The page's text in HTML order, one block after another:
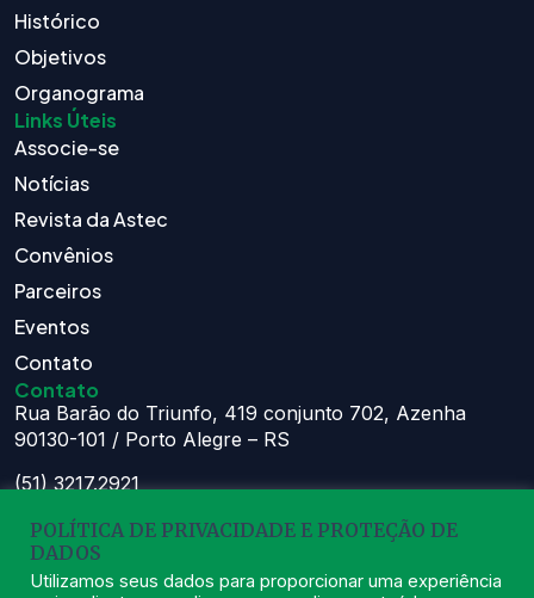
Histórico
Objetivos
Organograma
Links Úteis
Associe-se
Notícias
Revista da Astec
Convênios
Parceiros
Eventos
Contato
Contato
Rua Barão do Triunfo, 419 conjunto 702, Azenha
90130-101 / Porto Alegre – RS
(51) 3217.2921
Atendimento:
Seg à Sex das 8h – 11:30h e 13h – 16:30h
POLÍTICA DE PRIVACIDADE E PROTEÇÃO DE
DADOS
Utilizamos seus dados para proporcionar uma experiência